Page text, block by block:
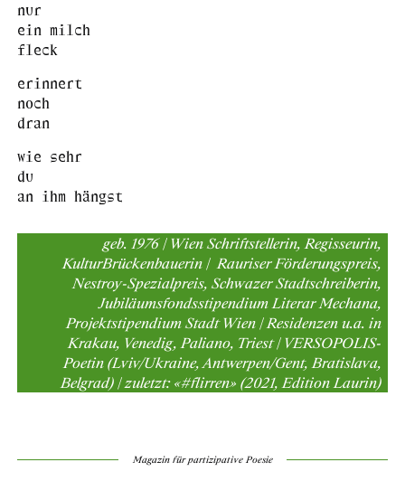
nur
ein milch
fleck
erinnert
noch
dran
wie sehr
du
an ihm hängst
geb. 1976 | Wien Schriftstellerin, Regisseurin,
KulturBrückenbauerin | Rauriser Förderungspreis,
Nestroy-Spezialpreis, Schwazer Stadtschreiberin,
Jubiläumsfondsstipendium Literar Mechana,
Projektstipendium Stadt Wien | Residenzen u.a. in
Krakau, Venedig, Paliano, Triest | VERSOPOLIS-
Poetin (Lviv/Ukraine, Antwerpen/Gent, Bratislava,
Belgrad) | zuletzt: «#flirren» (2021, Edition Laurin)
Magazin für partizipative Poesie